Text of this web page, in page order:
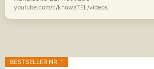
youtube.com/c/knowaTEL/videos
BESTSELLER NR. 1